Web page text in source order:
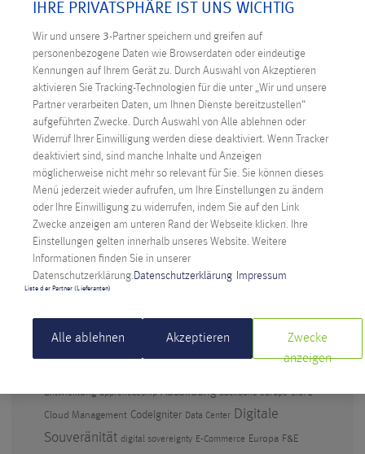
NEUESTE BEITRÄGE
Digitale Souveränität: Österreich ergreift die
Initiative
Technicus Award: Open Mind – wenn junge Talente
Fragen stellen
Anexia: Cloud Provider aus Österreich feiert
Jubiläum
Künstliche Intelligenz im Berufsalltag – warum
Abwarten keine Option ist
Digitale Souveränität: Anexia CEO kritisiert
Amazons EU-Cloud
SCHLAGWÖRTER
Entwicklung apprenticeship Ausbildung backbone europe CISPE
Cloud Management CodeIgniter Data Center Digitale
Souveränität digital sovereignty E-Commerce Europa F&E
IHRE PRIVATSPHÄRE IST UNS WICHTIG
Wir und unsere 3-Partner speichern und greifen auf
personenbezogene Daten wie Browserdaten oder eindeutige
Kennungen auf Ihrem Gerät zu. Durch Auswahl von Akzeptieren
aktivieren Sie Tracking-Technologien für die unter „Wir und unsere
Partner verarbeiten Daten, um Ihnen Dienste bereitzustellen“
aufgeführten Zwecke. Durch Auswahl von Alle ablehnen oder
Widerruf Ihrer Einwilligung werden diese deaktiviert. Wenn Tracker
deaktiviert sind, sind manche Inhalte und Anzeigen
möglicherweise nicht mehr so relevant für Sie. Sie können dieses
Menü jederzeit wieder aufrufen, um Ihre Einstellungen zu ändern
oder Ihre Einwilligung zu widerrufen, indem Sie auf den Link
Zwecke anzeigen am unteren Rand der Webseite klicken. Ihre
Einstellungen gelten innerhalb unseres Website. Weitere
Informationen finden Sie in unserer
Datenschutzerklärung. Datenschutzerklärung Impressum
Liste der Partner (Lieferanten)
Alle ablehnen Akzeptieren
Zwecke
anzeigen